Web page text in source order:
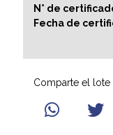
N° de
Fecha de
Comparte el lote